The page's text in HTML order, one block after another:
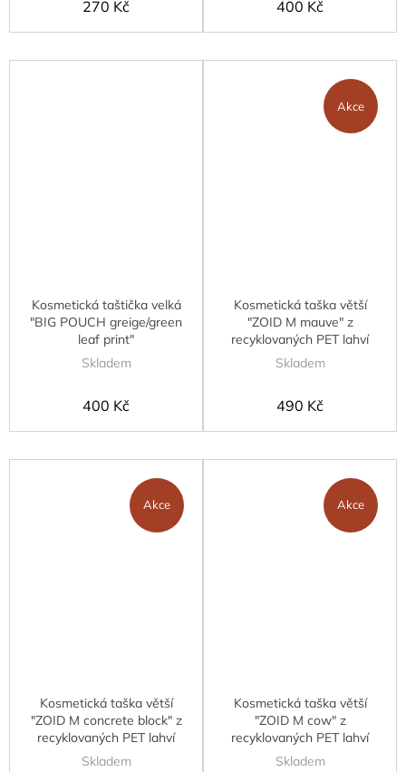
270 Kč 400 Kč
Kosmetická taštička velká
"BIG POUCH greige/green
leaf print"
Skladem
400 Kč
Akce
Kosmetická taška větší
"ZOID M mauve" z
recyklovaných PET lahví
Skladem
490 Kč
Akce
Kosmetická taška větší
"ZOID M concrete block" z
recyklovaných PET lahví
Skladem
Akce
Kosmetická taška větší
"ZOID M cow" z
recyklovaných PET lahví
Skladem